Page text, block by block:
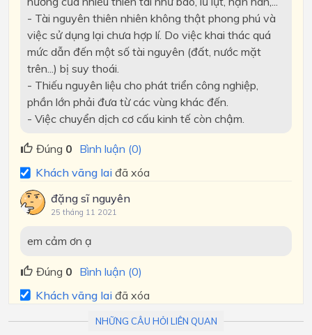
- Tài nguyên thiên nhiên không thật phong phú và
việc sử dụng lại chưa hợp lí. Do việc khai thác quá
mức dẫn đến một số tài nguyên (đất, nước mặt
trên...) bị suy thoái.
- Thiếu nguyên liệu cho phát triển công nghiệp,
phần lớn phải đưa từ các vùng khác đến.
- Việc chuyển dịch cơ cấu kinh tế còn chậm.
Đúng 0 Bình luận (0)
Khách vãng lai đã xóa
đặng sĩ nguyên
25 tháng 11 2021
em cảm ơn ạ
Đúng 0 Bình luận (0)
Khách vãng lai đã xóa
NHỮNG CÂU HỎI LIÊN QUAN